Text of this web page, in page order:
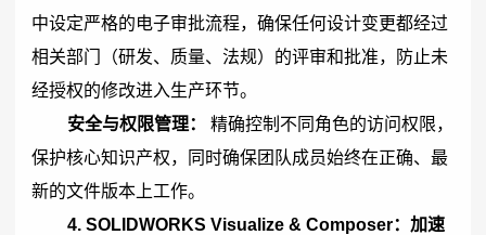
中设定严格的电子审批流程，确保任何设计变更都经过
相关部门（研发、质量、法规）的评审和批准，防止未
经授权的修改进入生产环节。
安全与权限管理：
精确控制不同角色的访问权限，
保护核心知识产权，同时确保团队成员始终在正确、最
新的文件版本上工作。
4.SOLIDWORKS Visualize & Composer：加速